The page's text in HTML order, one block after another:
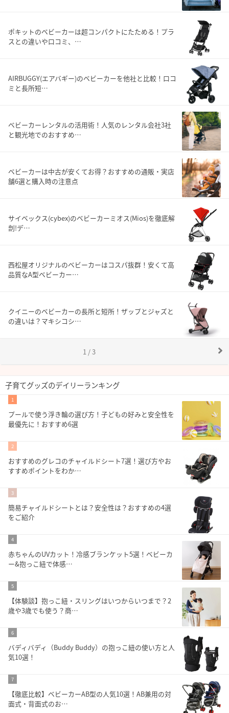
ポキットのベビーカーは超コンパクトにたためる！プラ
スとの違いや口コミ、…
AIRBUGGY(エアバギー)のベビーカーを他社と比較！口コ
ミと長所短…
ベビーカーレンタルの活用術！人気のレンタル会社3社
と観光地でのおすすめ…
ベビーカーは中古が安くてお得？おすすめの通販・実店
舗6選と購入時の注意点
サイベックス(cybex)のベビーカーミオス(Mios)を徹底解
剖!デ…
西松屋オリジナルのベビーカーはコスパ抜群！安くて高
品質なA型ベビーカー…
クイニーのベビーカーの長所と短所！ザップとジャズと
の違いは？マキシコシ…
1 / 3
子育てグッズのデイリーランキング
1
プールで使う浮き輪の選び方！子どもの好みと安全性を
最優先に！おすすめ6選
2
おすすめのグレコのチャイルドシート7選！選び方やお
すすめポイントをわか…
3
簡易チャイルドシートとは？安全性は？おすすめの4選
をご紹介
4
赤ちゃんのUVカット！冷感ブランケット5選！ベビーカ
ー&抱っこ紐で体感…
5
【体験談】抱っこ紐・スリングはいつからいつまで？2
歳や3歳でも使う？商…
6
バディバディ（Buddy Buddy）の抱っこ紐の使い方と人
気10選！
7
【徹底比較】ベビーカーAB型の人気10選！AB兼用の対
面式・背面式のお…